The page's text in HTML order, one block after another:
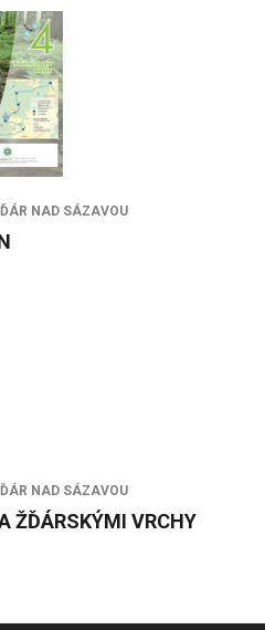
NAD SÁZAVOU
NAD SÁZAVOU
ŽĎÁRSKÝMI VRCHY